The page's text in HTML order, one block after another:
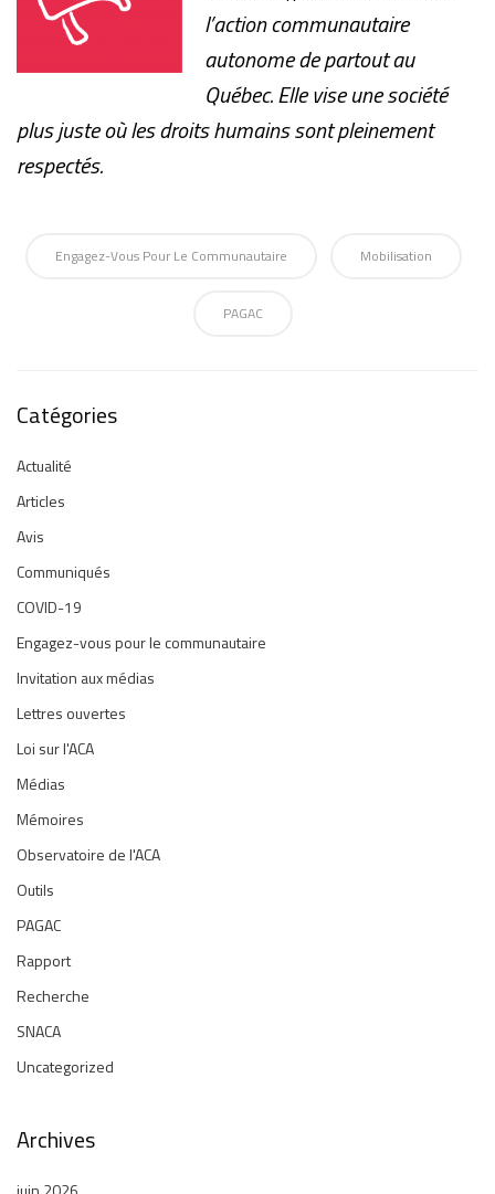
l’action communautaire
autonome de partout au
Québec. Elle vise une société
plus juste où les droits humains sont pleinement
respectés.
Engagez-Vous Pour Le Communautaire Mobilisation
PAGAC
Catégories
Actualité
Articles
Avis
Communiqués
COVID-19
Engagez-vous pour le communautaire
Invitation aux médias
Lettres ouvertes
Loi sur l'ACA
Médias
Mémoires
Observatoire de l'ACA
Outils
PAGAC
Rapport
Recherche
SNACA
Uncategorized
Archives